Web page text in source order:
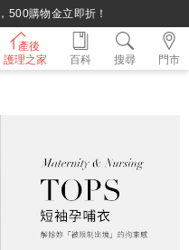
物金立即折！
產後
護理之家
門市
百科 搜尋